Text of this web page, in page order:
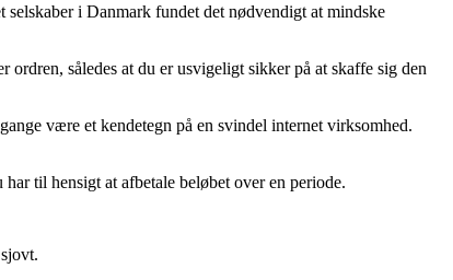
i Danmark fundet det nødvendigt at mindske
således at du er usvigeligt sikker på at skaffe sig den
være et kendetegn på en svindel internet virksomhed.
til hensigt at afbetale beløbet over en periode.